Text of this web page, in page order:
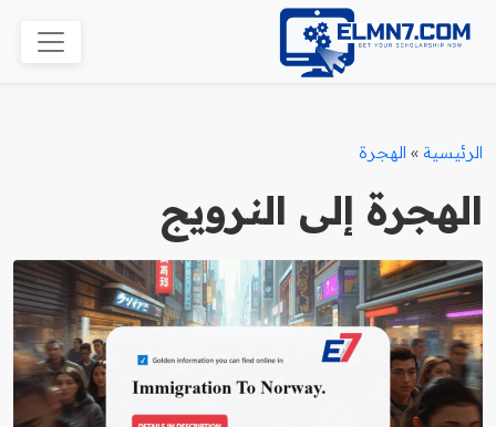
الرئيسية » الهجرة
الهجرة إلى النرويج